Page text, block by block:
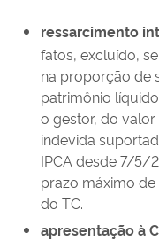
ressarcimento
fatos, excluído,
na proporção de
patrimônio
o gestor, do
indevida
IPCA desde 7/5/
prazo máximo
do TC.
apresentação à